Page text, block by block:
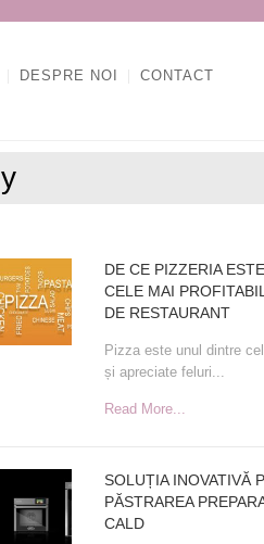
DESPRE NOI CONTACT
DE CE PIZZERIA
CELE MAI
DE RESTAURANT
Pizza este unul dintre
și apreciate feluri...
Read More...
SOLUȚIA INOVATIVĂ
PĂSTRAREA
CALD